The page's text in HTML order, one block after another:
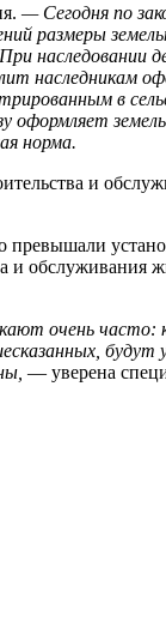
— Сегодня по
размеры
наследникам
в
оформляет
норма.
и
и
очень
будут
— уверена